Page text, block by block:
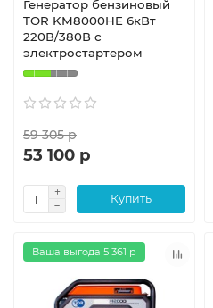
Генератор бензиновый
TOR KM8000HE 6кВт
220В/380В с
электростартером
59 305 р
53 100 р
Купить
Ваша выгода 5 361 р